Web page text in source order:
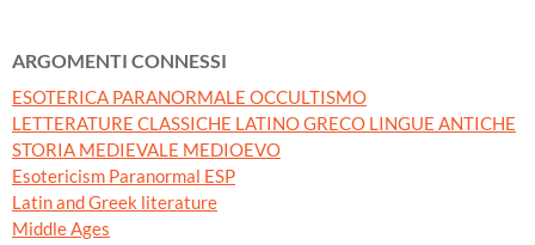
ARGOMENTI CONNESSI
ESOTERICA PARANORMALE OCCULTISMO
LETTERATURE CLASSICHE LATINO GRECO LINGUE ANTICHE
STORIA MEDIEVALE MEDIOEVO
Esotericism Paranormal ESP
Latin and Greek literature
Middle Ages